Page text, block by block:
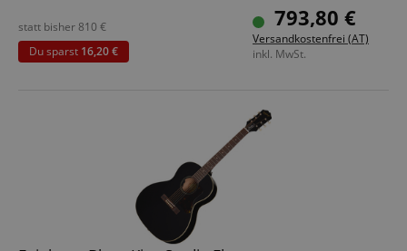
Farbe & Finish: Natur, Hand-Rubbed
793,80 €
Versandkostenfrei (AT)
inkl. MwSt.
statt bisher810 €
Du sparst 16,20 €